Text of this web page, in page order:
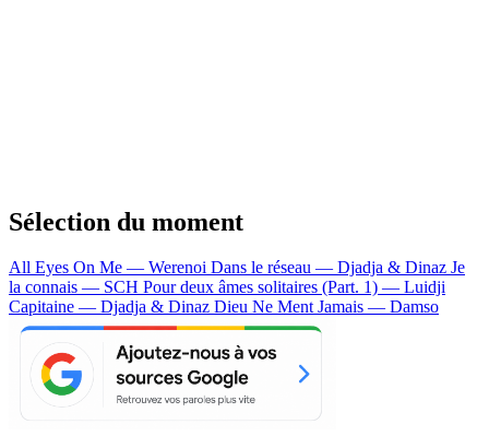
Sélection du moment
All Eyes On Me — Werenoi Dans le réseau — Djadja & Dinaz Je
la connais — SCH Pour deux âmes solitaires (Part. 1) — Luidji
Capitaine — Djadja & Dinaz Dieu Ne Ment Jamais — Damso